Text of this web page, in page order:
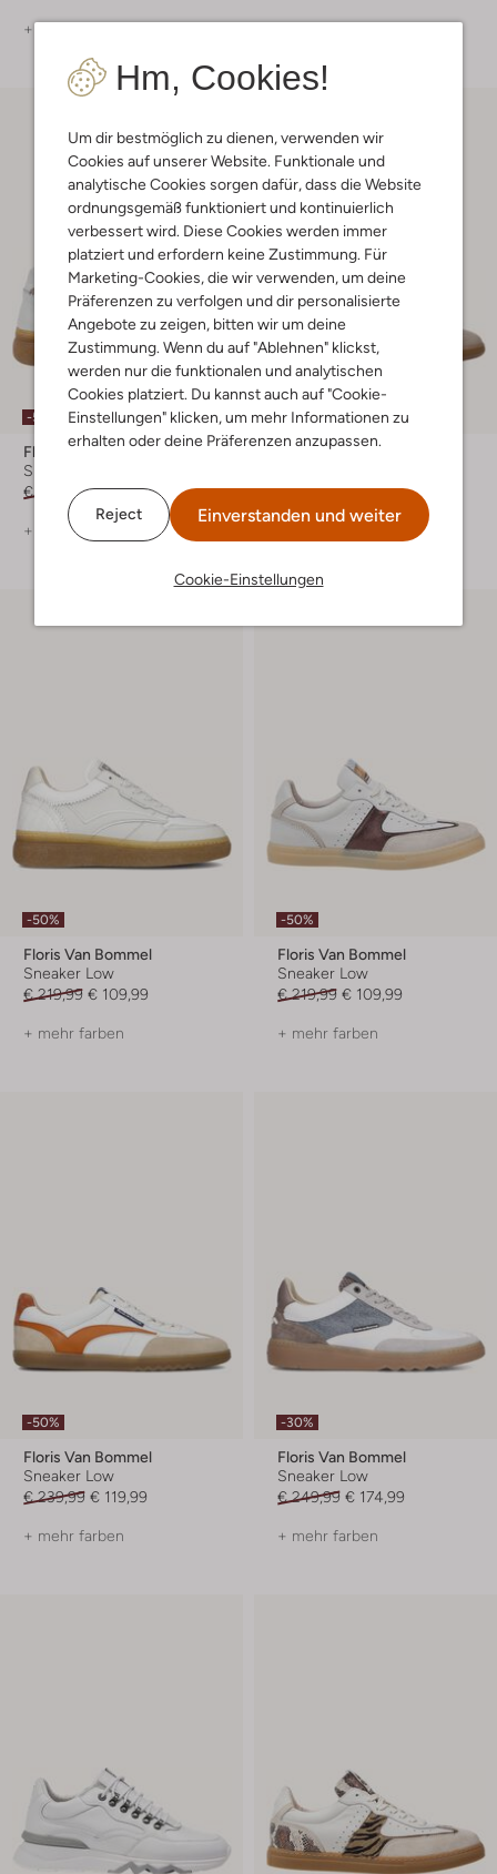
Hm, Cookies!
Um dir bestmöglich zu dienen, verwenden wir
Cookies auf unserer Website. Funktionale und
analytische Cookies sorgen dafür, dass die Website
ordnungsgemäß funktioniert und kontinuierlich
verbessert wird. Diese Cookies werden immer
platziert und erfordern keine Zustimmung. Für
Marketing-Cookies, die wir verwenden, um deine
Präferenzen zu verfolgen und dir personalisierte
Angebote zu zeigen, bitten wir um deine
Zustimmung. Wenn du auf "Ablehnen" klickst,
werden nur die funktionalen und analytischen
Cookies platziert. Du kannst auch auf "Cookie-
Einstellungen" klicken, um mehr Informationen zu
erhalten oder deine Präferenzen anzupassen.
Reject Einverstanden und weiter
Cookie-Einstellungen
+ mehr farben
-50%
Floris Van Bommel
Sneaker Low
€ 219,99 € 109,99
+ mehr farben
-20%
Floris Van Bommel
€ 239,99 € 191,99
-50%
Floris Van Bommel
Sneaker Low
€ 219,99 € 109,99
+ mehr farben
-50%
Floris Van Bommel
Sneaker Low
€ 219,99 € 109,99
+ mehr farben
-50%
Floris Van Bommel
Sneaker Low
€ 239,99 € 119,99
+ mehr farben
-30%
Floris Van Bommel
Sneaker Low
€ 249,99 € 174,99
+ mehr farben